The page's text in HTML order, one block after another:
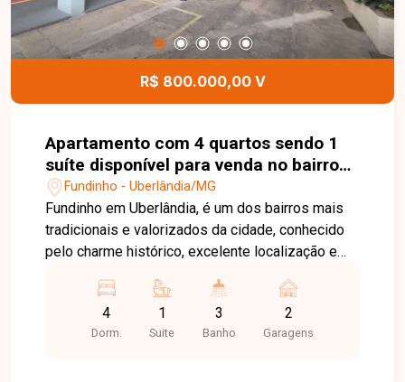
R$ 800.000,00 V
Apartamento com 4 quartos sendo 1
suíte disponível para venda no bairro
Fundinho em Uberlândia-MG
Fundinho - Uberlândia/MG
Fundinho em Uberlândia, é um dos bairros mais
tradicionais e valorizados da cidade, conhecido
pelo charme histórico, excelente localização e
serviços. Ideal para quem busca morar em uma
região central, com infraestrutura completa e alto
potencial de valorização. Apartamento padrão
4
Dorm.
1
Suite
3
Banho
2
Garagens